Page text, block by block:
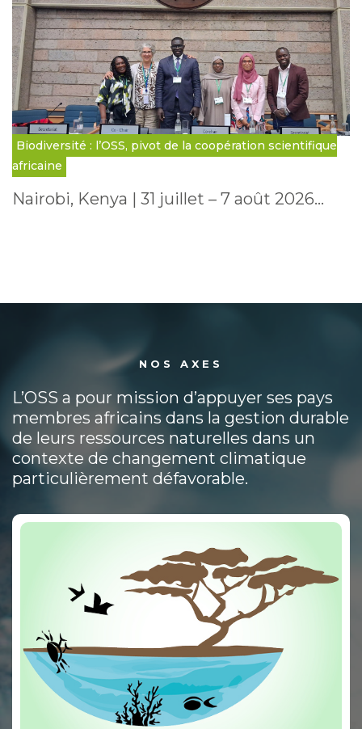
Biodiversité : l’OSS, pivot de la coopération scientifique
africaine
Nairobi, Kenya | 31 juillet – 7 août 2026…
NOS AXES
L’OSS a pour mission d’appuyer ses pays
membres africains dans la gestion durable
de leurs ressources naturelles dans un
contexte de changement climatique
particulièrement défavorable.